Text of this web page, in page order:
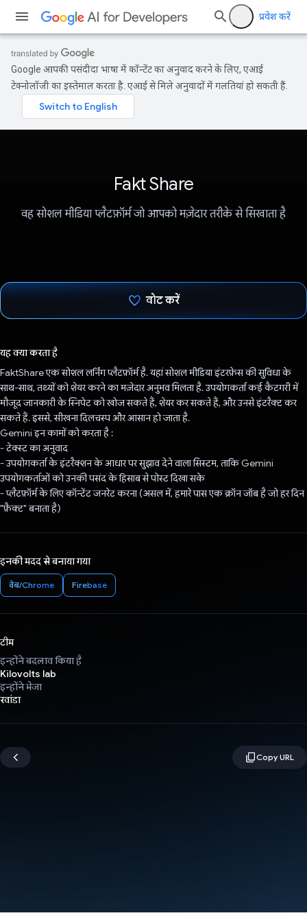
प्रवेश करें
Google आपकी पसंदीदा भाषा में कॉन्टेंट का अनुवाद करने के लिए, एआई
टेक्नोलॉजी का इस्तेमाल करता है. एआई से मिले अनुवादों में गलतियां हो सकती हैं.
Fakt Share
वह सोशल मीडिया प्लैटफ़ॉर्म जो आपको मज़ेदार तरीके से सिखाता है
वोट करें
यह क्या करता है
FaktShare एक सोशल लर्निंग प्लैटफ़ॉर्म है. यहां सोशल मीडिया इंटरफ़ेस की सुविधा के
साथ-साथ, तथ्यों को शेयर करने का मज़ेदार अनुभव मिलता है. उपयोगकर्ता कई कैटगरी में
मौजूद जानकारी के स्निपेट को खोज सकते हैं, शेयर कर सकते हैं, और उनसे इंटरैक्ट कर
सकते हैं. इससे, सीखना दिलचस्प और आसान हो जाता है.
Gemini इन कामों को करता है :
- टेक्स्ट का अनुवाद
- उपयोगकर्ता के इंटरैक्शन के आधार पर सुझाव देने वाला सिस्टम, ताकि Gemini
उपयोगकर्ताओं को उनकी पसंद के हिसाब से पोस्ट दिखा सके
- प्लैटफ़ॉर्म के लिए कॉन्टेंट जनरेट करना (असल में, हमारे पास एक क्रॉन जॉब है जो हर दिन
"फ़ैक्ट" बनाता है)
इनकी मदद से बनाया गया
वेब/Chrome Firebase
टीम
इन्होंने बदलाव किया है
Kilovolts lab
इन्होंने भेजा
रवांडा